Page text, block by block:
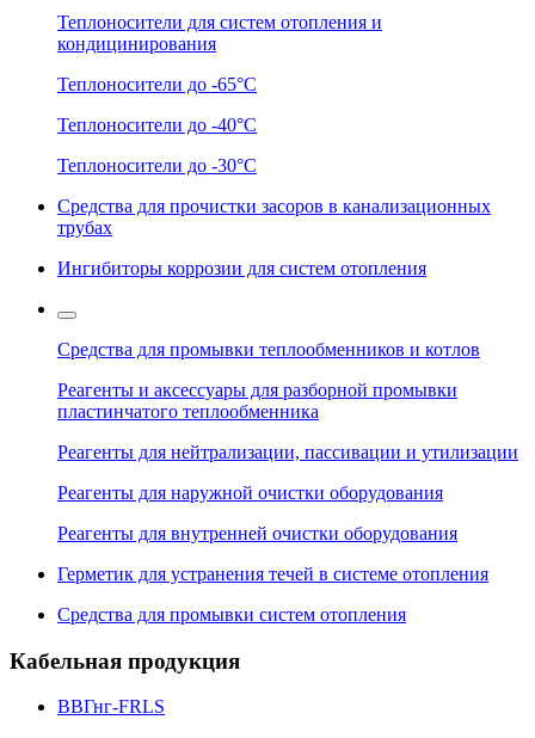
Теплоносители для систем отопления и
кондицинирования
Теплоносители до -65°C
Теплоносители до -40°C
Теплоносители до -30°C
Средства для прочистки засоров в канализационных
трубах
Ингибиторы коррозии для систем отопления
Средства для промывки теплообменников и котлов
Реагенты и аксессуары для разборной промывки
пластинчатого теплообменника
Реагенты для нейтрализации, пассивации и утилизации
Реагенты для наружной очистки оборудования
Реагенты для внутренней очистки оборудования
Герметик для устранения течей в системе отопления
Средства для промывки систем отопления
Кабельная продукция
ВВГнг-FRLS